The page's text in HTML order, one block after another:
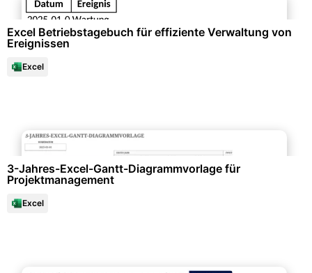
Excel Betriebstagebuch für effiziente Verwaltung von
Ereignissen
Excel
3-Jahres-Excel-Gantt-Diagrammvorlage für
Projektmanagement
Excel